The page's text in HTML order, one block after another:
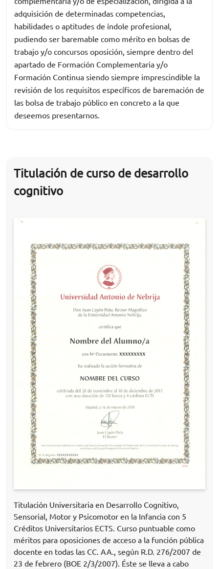
adquisición de determinadas competencias,
habilidades o aptitudes de índole profesional,
pudiendo ser baremable como mérito en bolsas de
trabajo y/o concursos oposición, siempre dentro del
apartado de Formación Complementaria y/o
Formación Continua siendo siempre imprescindible la
revisión de los requisitos específicos de baremación de
las bolsa de trabajo público en concreto a la que
deseemos presentarnos.
Titulación de curso de desarrollo
cognitivo
Titulación Universitaria en Desarrollo Cognitivo,
Sensorial, Motor y Psicomotor en la Infancia con 5
Créditos Universitarios ECTS. Curso puntuable como
méritos para oposiciones de acceso a la función pública
docente en todas las CC. AA., según R.D. 276/2007 de
23 de febrero (BOE 2/3/2007). Éste se lleva a cabo